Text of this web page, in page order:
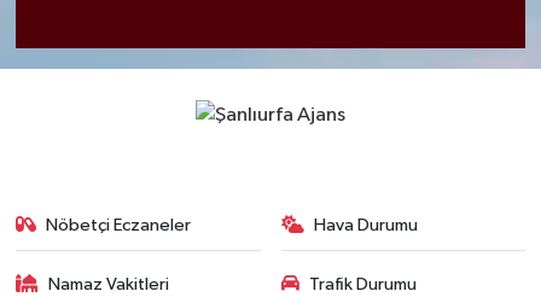
Nöbetçi Eczaneler Hava Durumu
Namaz Vakitleri Trafik Durumu